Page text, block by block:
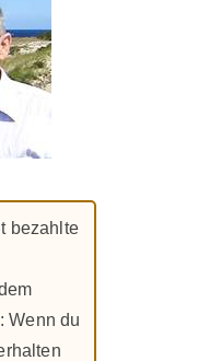
bezahlte
Wenn du